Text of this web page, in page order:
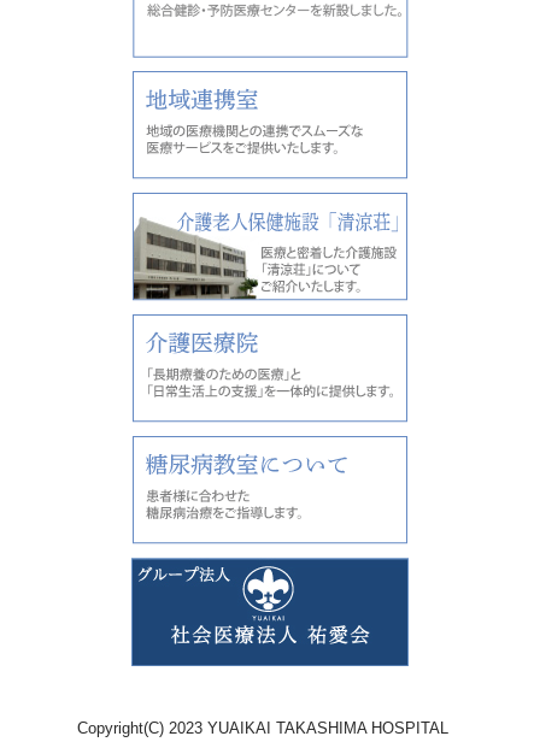
Copyright(C) 2023 YUAIKAI TAKASHIMA HOSPITAL